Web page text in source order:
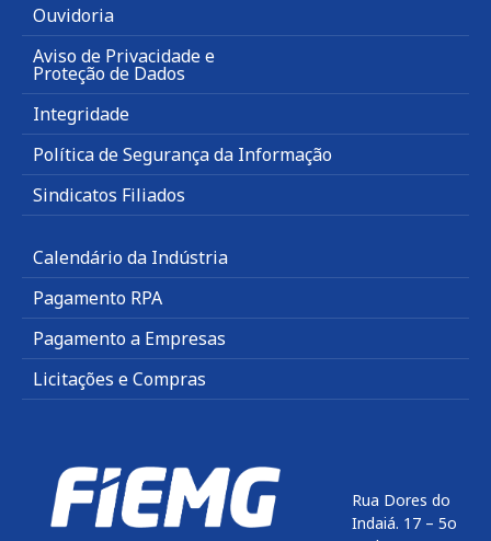
Ouvidoria
Aviso de Privacidade e
Proteção de Dados
Integridade
Política de Segurança da Informação
Sindicatos Filiados
Calendário da Indústria
Pagamento RPA
Pagamento a Empresas
Licitações e Compras
Rua Dores do
Indaiá. 17 – 5o